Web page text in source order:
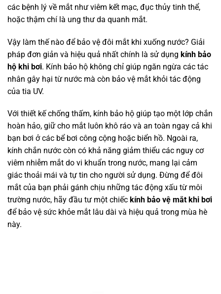
các bệnh lý về mắt như viêm kết mạc, đục thủy tinh thể,
hoặc thậm chí là ung thư da quanh mắt.
Vậy làm thế nào để bảo vệ đôi mắt khi xuống nước? Giải
pháp đơn giản và hiệu quả nhất chính là sử dụng kính bảo
hộ khi bơi. Kính bảo hộ không chỉ giúp ngăn ngừa các tác
nhân gây hại từ nước mà còn bảo vệ mắt khỏi tác động
của tia UV.
Với thiết kế chống thấm, kính bảo hộ giúp tạo một lớp chắn
hoàn hảo, giữ cho mắt luôn khô ráo và an toàn ngay cả khi
bạn bơi ở các bể bơi công cộng hoặc biển hồ. Ngoài ra,
kính chắn nước còn có khả năng giảm thiểu các nguy cơ
viêm nhiễm mắt do vi khuẩn trong nước, mang lại cảm
giác thoải mái và tự tin cho người sử dụng. Đừng để đôi
mắt của bạn phải gánh chịu những tác động xấu từ môi
trường nước, hãy đầu tư một chiếc kính bảo vệ mắt khi bơi
để bảo vệ sức khỏe mắt lâu dài và hiệu quả trong mùa hè
này.